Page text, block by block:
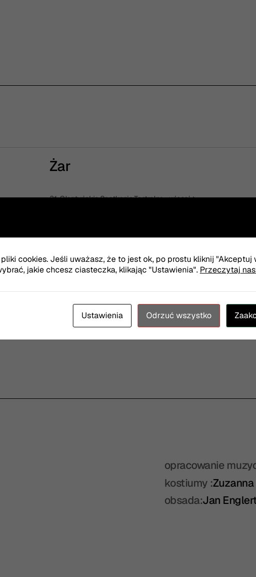
Żar
31. Olsztyńskie Spotkania Teatralne więcej
opracowanie
kostiumy :
obsada:Jan
pliki cookies. Jeśli uważasz, że to jest ok, po prostu kliknij "Akceptuj
jakie chcesz ciasteczka, klikając "Ustawienia". Przeczytaj
Ustawienia Odrzuć wszystko